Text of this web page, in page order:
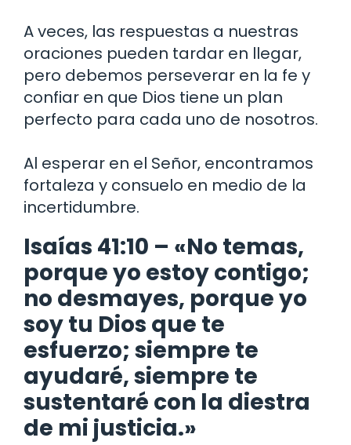
A veces, las respuestas a nuestras
oraciones pueden tardar en llegar,
pero debemos perseverar en la fe y
confiar en que Dios tiene un plan
perfecto para cada uno de nosotros.
Al esperar en el Señor, encontramos
fortaleza y consuelo en medio de la
incertidumbre.
Isaías 41:10 – «No temas,
porque yo estoy contigo;
no desmayes, porque yo
soy tu Dios que te
esfuerzo; siempre te
ayudaré, siempre te
sustentaré con la diestra
de mi justicia.»